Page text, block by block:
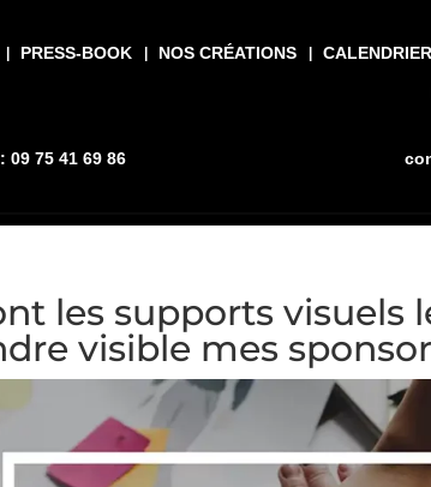
PRESS-BOOK NOS CRÉATIONS CALENDRIER
09 75 41 69 86
les supports visuels
visible mes